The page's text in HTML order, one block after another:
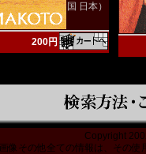
国 日本）
200円
Copyright
像その他全ての情報は、その